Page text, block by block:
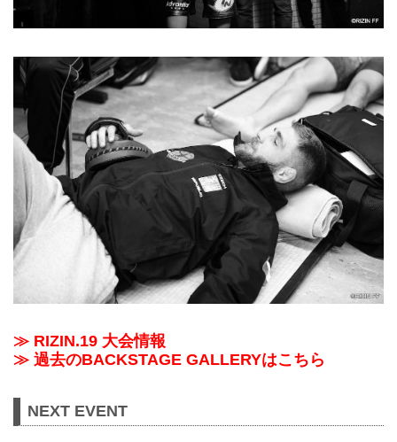
≫ RIZIN.19 大会情報
≫ 過去のBACKSTAGE GALLERYはこちら
NEXT EVENT